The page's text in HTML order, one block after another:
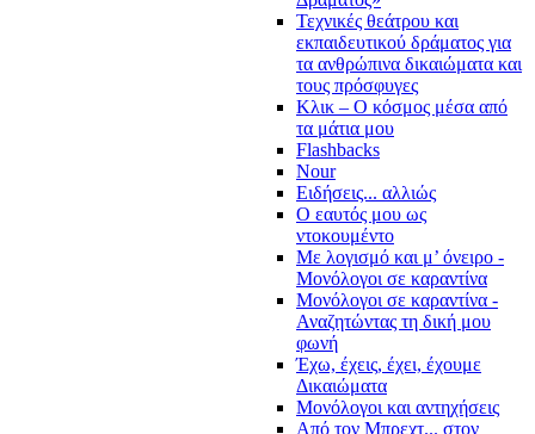
Τεχνικές θεάτρου και
εκπαιδευτικού δράματος για
τα ανθρώπινα δικαιώματα και
τους πρόσφυγες
Κλικ – Ο κόσμος μέσα από
τα μάτια μου
Flashbacks
Nour
Ειδήσεις... αλλιώς
Ο εαυτός μου ως
ντοκουμέντο
Με λογισμό και μ’ όνειρο -
Μονόλογοι σε καραντίνα
Μονόλογοι σε καραντίνα -
Αναζητώντας τη δική μου
φωνή
Έχω, έχεις, έχει, έχουμε
Δικαιώματα
Μονόλογοι και αντηχήσεις
Από τον Μπρεχτ... στον